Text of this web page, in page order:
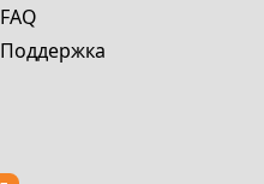
FAQ
Поддержка